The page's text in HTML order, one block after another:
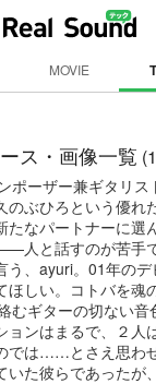
MOVIE
ス・画像一覧
ポーザー兼ギタリス
のぶひろという優れ
たなパートナーに選
人と話すのが苦手
う、ayuri。01年の
ほしい。コトバを魂
むギターの切ない音
ョンはまるで、２人
では……とさえ思わせ
いた彼らであったが